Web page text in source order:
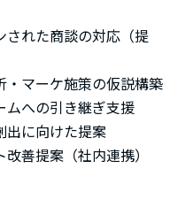
された商談の対応（提
・マーケ施策の仮説構築
ムへの引き継ぎ支援
出に向けた提案
善提案（社内連携）